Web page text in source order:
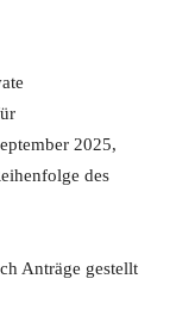
2025,
des
Anträge gestellt